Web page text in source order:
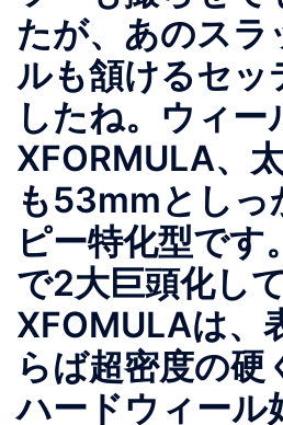
たが、あのスラ
ルも頷けるセッ
したね。ウィー
XFORMULA、
も53mmとしっ
ピー特化型です
で2大巨頭化し
XFOMULAは、
らば超密度の硬
ハードウィール